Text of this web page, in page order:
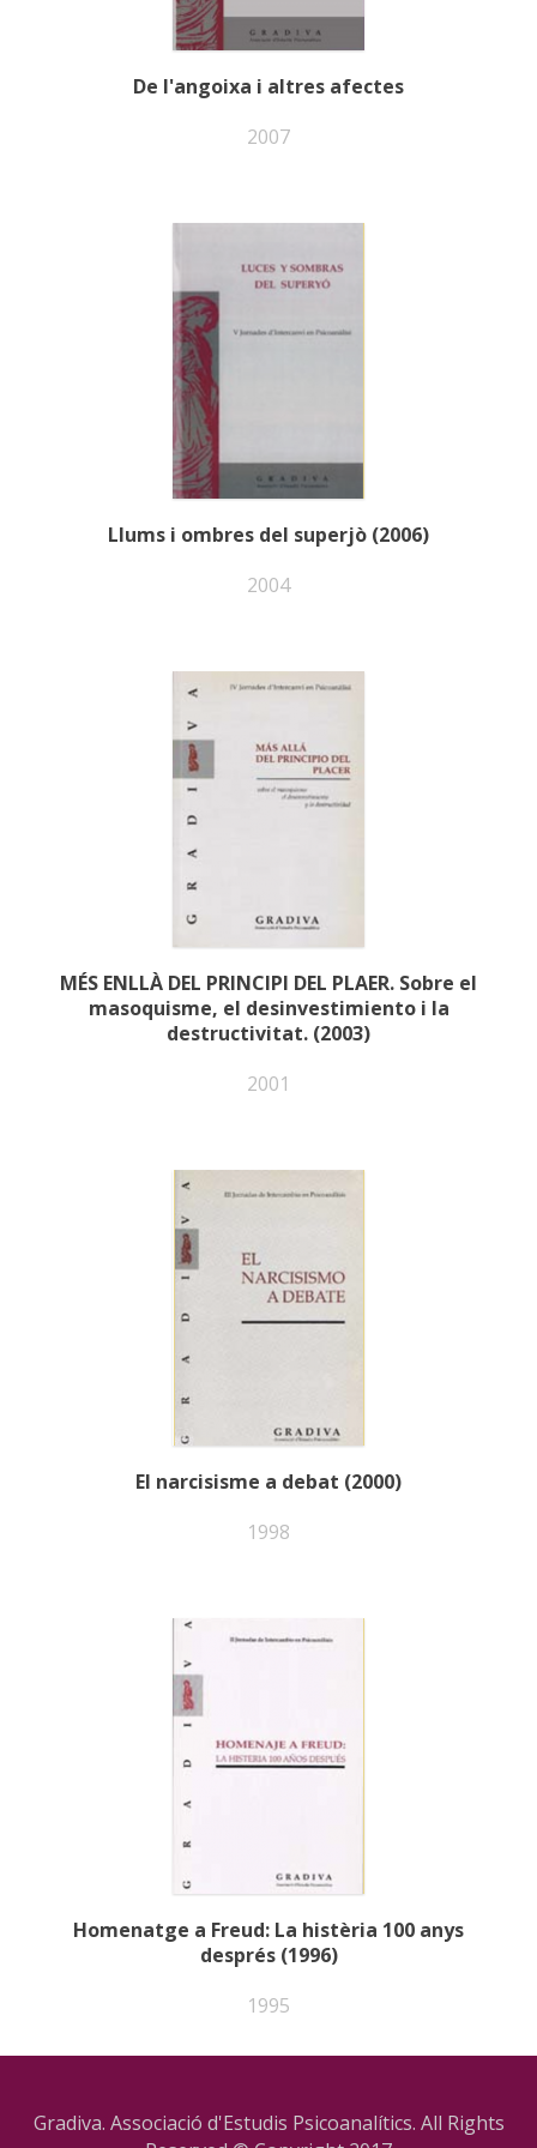
De l'angoixa i altres afectes
2007
Llums i ombres del superjò (2006)
2004
MÉS ENLLÀ DEL PRINCIPI DEL PLAER. Sobre el
masoquisme, el desinvestimiento i la
destructivitat. (2003)
2001
El narcisisme a debat (2000)
1998
Homenatge a Freud: La histèria 100 anys
després (1996)
1995
Gradiva. Associació d'Estudis Psicoanalítics. All Rights